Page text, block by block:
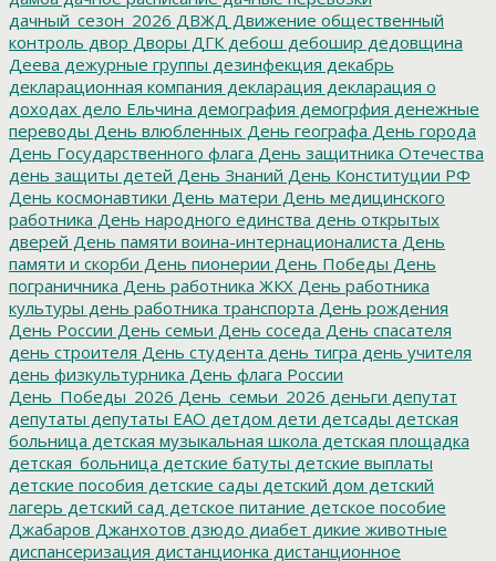
дачный_сезон_2026 ДВЖД Движение общественный
контроль двор Дворы ДГК дебош дебошир дедовщина
Деева дежурные группы дезинфекция декабрь
декларационная компания декларация декларация о
доходах дело Ельчина демография демогрфия денежные
переводы День влюбленных День географа День города
День Государственного флага День защитника Отечества
день защиты детей День Знаний День Конституции РФ
День космонавтики День матери День медицинского
работника День народного единства день открытых
дверей День памяти воина-интернационалиста День
памяти и скорби День пионерии День Победы День
пограничника День работника ЖКХ День работника
культуры день работника транспорта День рождения
День России День семьи День соседа День спасателя
день строителя День студента день тигра день учителя
день физкультурника День флага России
День_Победы_2026 День_семьи_2026 деньги депутат
депутаты депутаты ЕАО детдом дети детсады детская
больница детская музыкальная школа детская площадка
детская_больница детские батуты детские выплаты
детские пособия детские сады детский дом детский
лагерь детский сад детское питание детское пособие
Джабаров Джанхотов дзюдо диабет дикие животные
диспансеризация дистанционка дистанционное